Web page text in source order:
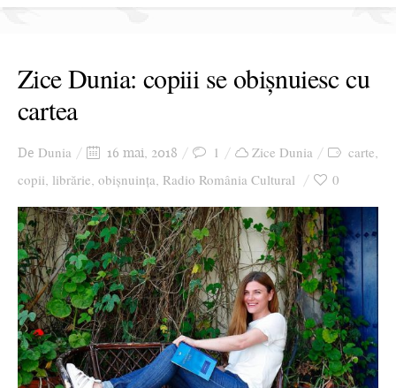
Zice Dunia: copiii se obișnuiesc cu
cartea
De Dunia 16 mai, 2018 1 Zice Dunia carte,
copii, librărie, obișnuința, Radio România Cultural 0